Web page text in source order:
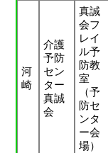
河
崎
介護
予防
セン
ター
真誠
会
真誠
会フ
レイ
ル予
防教
室
（予
防セ
ンタ
ー会
場）